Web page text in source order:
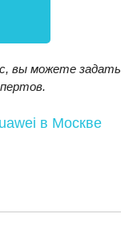
вы можете задать
в Москве